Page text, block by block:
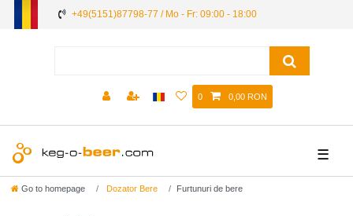
+49(5151)87798-77 / Mo - Fr: 09:00 - 18:00
0 0,00 RON
☰
Go to homepage Dozator Bere Furtunuri de bere